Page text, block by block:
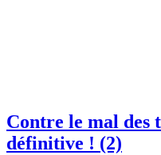
Contre le mal des
définitive ! (2)